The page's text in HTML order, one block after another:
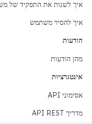
איך לשנות את התפקיד של
איך להסיר משתמש
הודעות
מהן הודעות
אינטגרציות
אסימוני API
מדריך API REST